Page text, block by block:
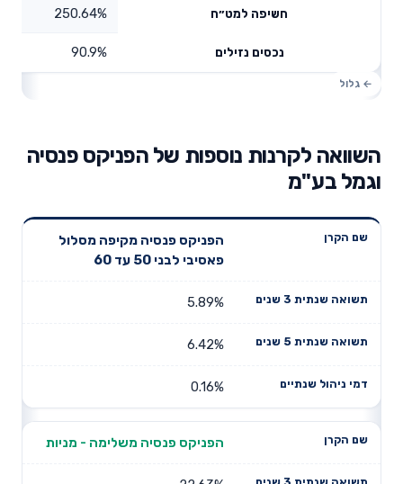
חשיפה למט״ח 250.64%
נכסים נזילים 90.9%
השוואה לקרנות נוספות של הפניקס פנסיה
וגמל בע"מ
שנתית 3
תשואה
שנתית 5
דמי ניהול
הפניקס פנסיה מקיפה מסלול
פאסיבי לבני 50 עד 60
5.89%
6.42%
0.16%
הפניקס פנסיה משלימה - מניות